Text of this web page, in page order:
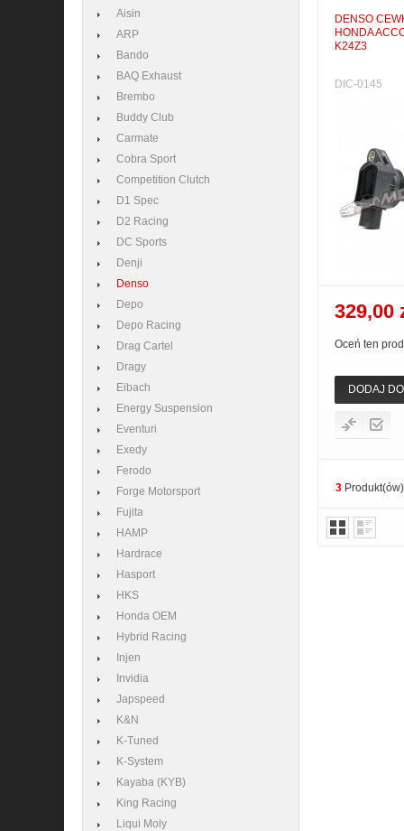
DENSO
HONDA
K24Z3
DIC-0145
329,00
Oceń ten
DODAJ
3 Produkt(ów)
Aisin
ARP
Bando
BAQ Exhaust
Brembo
Buddy Club
Carmate
Cobra Sport
Competition Clutch
D1 Spec
D2 Racing
DC Sports
Denji
Denso
Depo
Depo Racing
Drag Cartel
Dragy
Eibach
Energy Suspension
Eventuri
Exedy
Ferodo
Forge Motorsport
Fujita
HAMP
Hardrace
Hasport
HKS
Honda OEM
Hybrid Racing
Injen
Invidia
Japspeed
K&N
K-Tuned
K-System
Kayaba (KYB)
King Racing
Liqui Moly